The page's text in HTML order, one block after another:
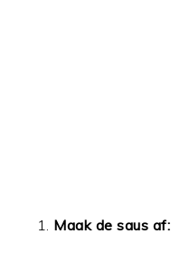
Maak de saus af: